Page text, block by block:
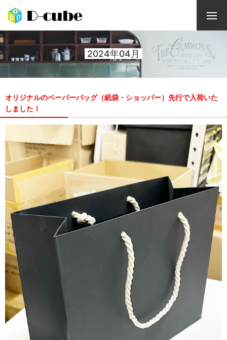
2024年04月
オリジナルのペーパーバッグ（紙袋・ショッパー）先行で入荷いた
しました！